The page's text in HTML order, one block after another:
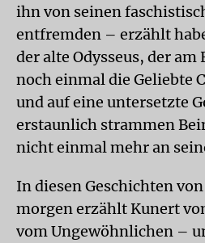
ihn von seinen
entfremden – erzählt
der alte Odysseus, der am
noch einmal die Geliebte
und auf eine untersetzte
erstaunlich strammen
nicht einmal mehr an
In diesen Geschichten
morgen erzählt Kunert
vom Ungewöhnlichen –